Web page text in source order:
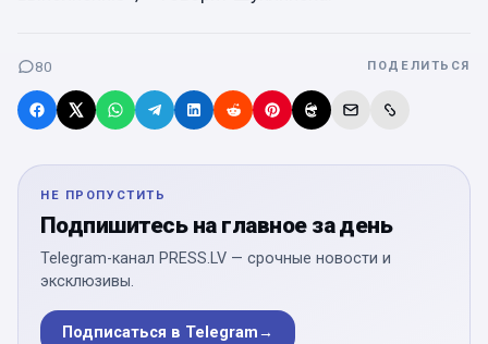
80 ПОДЕЛИТЬСЯ
НЕ ПРОПУСТИТЬ
Подпишитесь на главное за день
Telegram-канал PRESS.LV — срочные новости и
эксклюзивы.
Подписаться в Telegram→